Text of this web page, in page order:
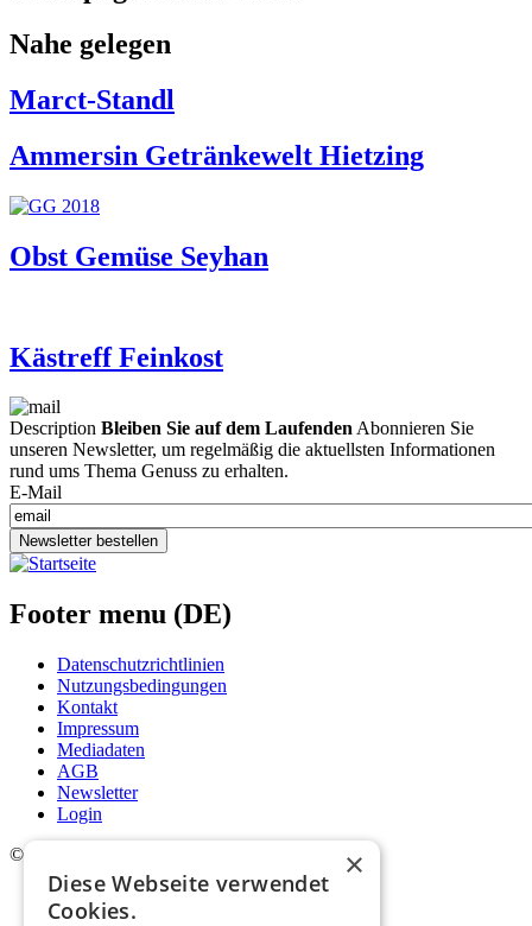
Nahe gelegen
Marct-Standl
Ammersin Getränkewelt Hietzing
Obst Gemüse Seyhan
Kästreff Feinkost
Description Bleiben Sie auf dem LaufendenAbonnieren Sie
unseren Newsletter, um regelmäßig die aktuellsten Informationen
rund ums Thema Genuss zu erhalten.
E-Mail
Newsletter bestellen
Footer menu (DE)
Datenschutzrichtlinien
Nutzungsbedingungen
Kontakt
Impressum
Mediadaten
AGB
Newsletter
Login
©
×
Diese Webseite verwendet
Cookies.